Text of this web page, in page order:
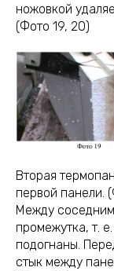
ножовкой
(Фото 19, 20)
Вторая
первой панели.
Между
промежутка, т.
подогнаны.
стык между